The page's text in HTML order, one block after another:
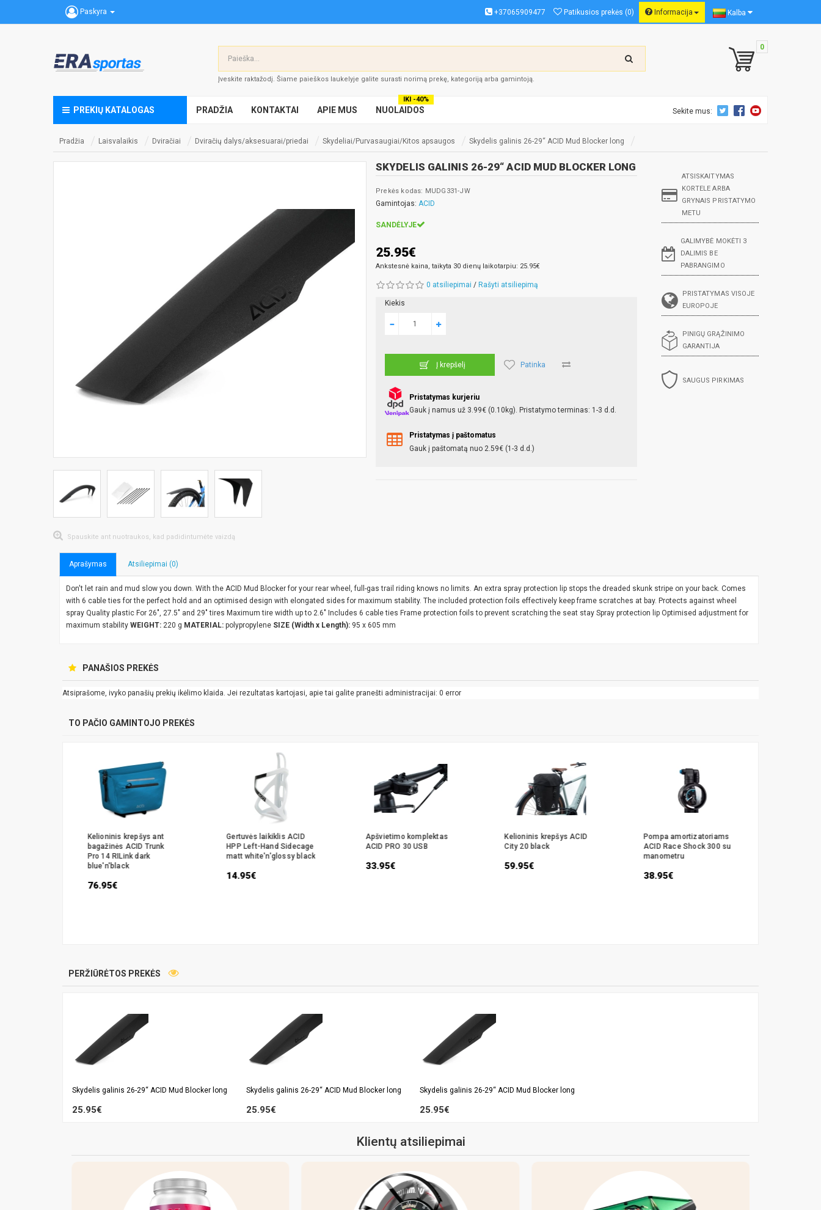
Paskyra +37065909477 Patikusios prekės (0) Informacija Kalba
Įveskite raktažodį. Šiame paieškos laukelyje galite surasti norimą prekę, kategoriją arba gamintoją.
0
PREKIŲ KATALOGAS PRADŽIA KONTAKTAI APIE MUS NUOLAIDOS
IKI -40%
Sekite mus:
Pradžia Laisvalaikis Dviračiai Dviračių dalys/aksesuarai/priedai Skydeliai/Purvasaugiai/Kitos apsaugos Skydelis galinis 26-29“ ACID Mud Blocker long
Spauskite ant nuotraukos, kad padidintumėte vaizdą
SKYDELIS GALINIS 26-29“ ACID MUD BLOCKER LONG
Prekės kodas: MUDG331-JW
Gamintojas: ACID
SANDĖLYJE
25.95€
Ankstesnė kaina, taikyta 30 dienų laikotarpiu: 25.95€
0 atsiliepimai / Rašyti atsiliepimą
Kiekis
Į krepšelį Patinka
Pristatymas kurjeriu
Gauk į namus už 3.99€ (0.10kg). Pristatymo terminas: 1-3 d.d.
Pristatymas į paštomatus
Gauk į paštomatą nuo 2.59€ (1-3 d.d.)
ATSISKAITYMAS
KORTELE ARBA
GRYNAIS PRISTATYMO
METU
GALIMYBĖ MOKĖTI 3
DALIMIS BE
PABRANGIMO
PRISTATYMAS VISOJE
EUROPOJE
PINIGŲ GRĄŽINIMO
GARANTIJA
SAUGUS PIRKIMAS
Aprašymas Atsiliepimai (0)
Don't let rain and mud slow you down. With the ACID Mud Blocker for your rear wheel, full-gas trail riding knows no limits. An extra spray protection lip stops the dreaded skunk stripe on your back. Comes
with 6 cable ties for the perfect hold and an optimised design with elongated sides for maximum stability. The included protection foils effectively keep frame scratches at bay. Protects against wheel
spray Quality plastic For 26", 27.5" and 29" tires Maximum tire width up to 2.6" Includes 6 cable ties Frame protection foils to prevent scratching the seat stay Spray protection lip Optimised adjustment for
maximum stability WEIGHT: 220 g MATERIAL: polypropylene SIZE (Width x Length): 95 x 605 mm
PANAŠIOS PREKĖS
Atsiprašome, ivyko panašių prekių ikėlimo klaida. Jei rezultatas kartojasi, apie tai galite pranešti administracijai: 0 error
TO PAČIO GAMINTOJO PREKĖS
Kelioninis krepšys ant
bagažinės ACID Trunk
Pro 14 RILink dark
blue'n'black
76.95€
Gertuvės laikiklis ACID
HPP Left-Hand Sidecage
matt white'n'glossy black
14.95€
Apšvietimo komplektas
ACID PRO 30 USB
33.95€
Kelioninis krepšys ACID
City 20 black
59.95€
Pompa amortizatoriams
ACID Race Shock 300 su
manometru
38.95€
PERŽIŪRĖTOS PREKĖS
Skydelis galinis 26-29“ ACID Mud Blocker long
25.95€
Skydelis galinis 26-29“ ACID Mud Blocker long
25.95€
Skydelis galinis 26-29“ ACID Mud Blocker long
25.95€
Klientų atsiliepimai